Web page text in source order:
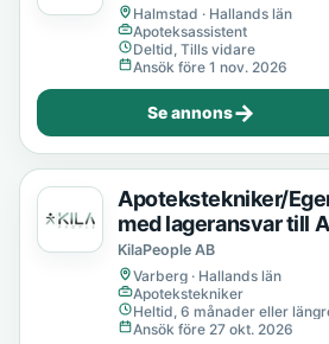
Halmstad · Hallands län
Apoteksassistent
Deltid, Tills vidare
Ansök före 1 nov. 2026
Se annons→
Apotekstekniker/
med lageransvar till
KilaPeople AB
Varberg · Hallands län
Apotekstekniker
Heltid, 6 månader eller
Ansök före 27 okt. 2026